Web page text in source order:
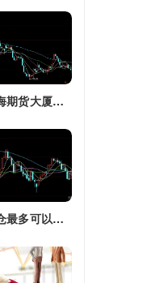
大连星海期货大厦四区改建(大连星海广场期货大厦)
期货锁仓最多可以多长时间(期货锁仓最多可以多长时间卖出)